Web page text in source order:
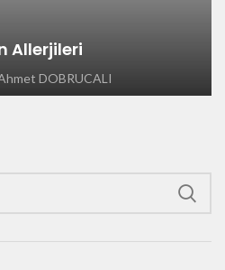
Allerjileri
DOBRUCALI